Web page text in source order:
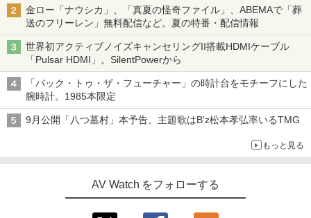
金ロー「ナウシカ」、「真夏の怪奇ファイル」、ABEMAで「葬
送のフリーレン」無料配信など。夏の特番・配信情報
世界初アクティブノイズキャンセリングII搭載HDMIケーブル
「Pulsar HDMI」。SilentPowerから
「バック・トゥ・ザ・フューチャー」の時計台をモチーフにした
腕時計。1985本限定
9月公開「八つ墓村」本予告。主題歌はB'z松本孝弘率いるTMG
もっと見る
AV Watch をフォローする